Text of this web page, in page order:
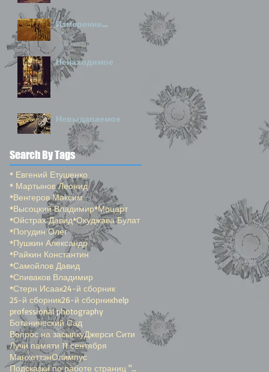
Измерение...
Ненаходимое
Невыдаваемое
Search By Tags
* Евгений Етушенко
* Мартынов Леонид
*Венгеров Максим
*Высоцкий Владимир*Моцарт
*Ойстрах Давид*Окуджава Булат
*Погудин Олег
*Пушкин Александр
*Райкин Константин
*Самойлов Давид
*Спиваков Владимир
*Стерн Исаак24-й сборник
25-й сборник26-й сборникhelp
professional photography
Ботанический Сад
Вопрос на засыпкуДжерси Сити
Лучи памяти 11 сентября
МанхеттэнОлимпус
Подсказки по работе страниц "Окенами"